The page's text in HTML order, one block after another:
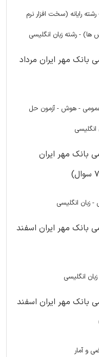
رایانه (سخت افزار نرم
ها) - رشته زبان انگلیسی
بانک مهر ایران مرداد
عمومی - هوش - آزمون حل
بانک مهر ایران
بانک مهر ایران اسفند
بانک مهر ایران اسفند
و آمار